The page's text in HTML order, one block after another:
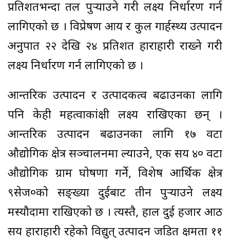
प्रतिशतभन्दा तल पुर्‍याउने गरी लक्ष्य निर्धारण गर्न
लागिएको छ । विप्रेषण आय र कुल गार्हस्थ्य उत्पादन
अनुपात २२ देखि २४ प्रतिशत हाराहारी राख्ने गरी
लक्ष्य निर्धारण गर्न लागिएको छ ।
आन्तरिक उत्पादन र उत्पादकत्व बढाउनका लागि
पनि केही महत्वाकांक्षी लक्ष्य राखिएका छन् ।
आन्तरिक उत्पादन बढाउनका लागि १७ वटा
औद्योगिक क्षेत्र सञ्चालनमा ल्याउने, एक सय ४० वटा
औद्योगिक ग्राम घोषणा गर्ने, विशेष आर्थिक क्षेत्र
९सेज०को सङ्ख्या दुईबाट तीन पुर्‍याउने लक्ष्य
मस्यौदामा राखिएको छ । त्यस्तै, हाल दुई हजार आठ
सय हाराहारी रहेको विद्युत् उत्पादन जडित क्षमता ११